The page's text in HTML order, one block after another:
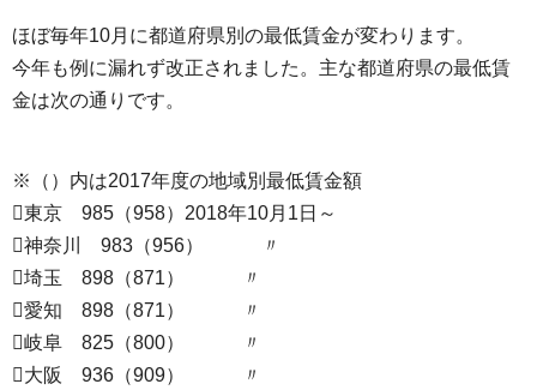
ほぼ毎年10月に都道府県別の最低賃金が変わります。
今年も例に漏れず改正されました。主な都道府県の最低賃
金は次の通りです。
※（）内は2017年度の地域別最低賃金額
東京 985（958）2018年10月1日～
神奈川 983（956） 〃
埼玉 898（871） 〃
愛知 898（871） 〃
岐阜 825（800） 〃
大阪 936（909） 〃